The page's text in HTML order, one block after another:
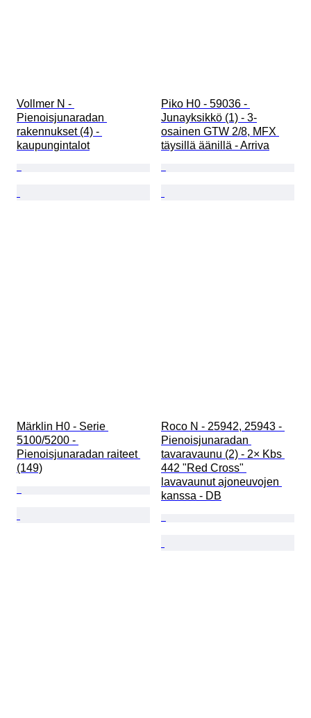
Vollmer N -
Pienoisjunaradan
rakennukset (4) -
kaupungintalot
Piko H0 - 59036 -
Junayksikkö (1) - 3-
osainen GTW 2/8, MFX
täysillä äänillä - Arriva
Märklin H0 - Serie
5100/5200 -
Pienoisjunaradan raiteet
(149)
Roco N - 25942, 25943 -
Pienoisjunaradan
tavaravaunu (2) - 2× Kbs
442 "Red Cross"
lavavaunut ajoneuvojen
kanssa - DB